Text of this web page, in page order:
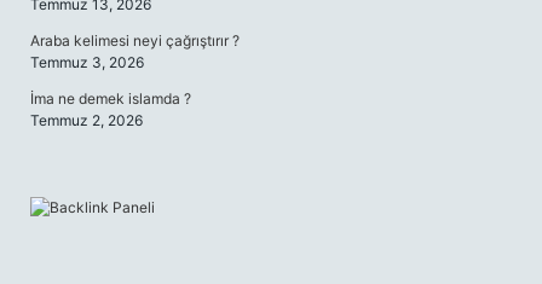
Temmuz 13, 2026
Araba kelimesi neyi çağrıştırır ?
Temmuz 3, 2026
İma ne demek islamda ?
Temmuz 2, 2026